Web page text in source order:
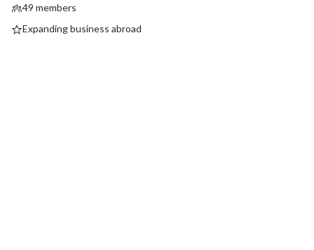
49 members
Expanding business abroad